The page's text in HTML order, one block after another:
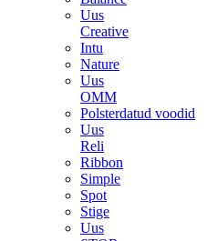
Uus
Creative
Intu
Nature
Uus
OMM
Polsterdatud voodid
Uus
Reli
Ribbon
Simple
Spot
Stige
Uus